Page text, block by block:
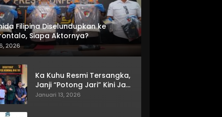
Filipina Diselundupkan ke
Siapa Aktornya?
2026
Ka Kuhu Resmi Tersangka,
Janji “Potong Jari” Kini Jadi
Bumerang
Januari 13, 2026